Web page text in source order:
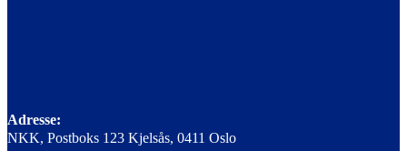
Adresse:
NKK, Postboks 123 Kjelsås, 0411 Oslo